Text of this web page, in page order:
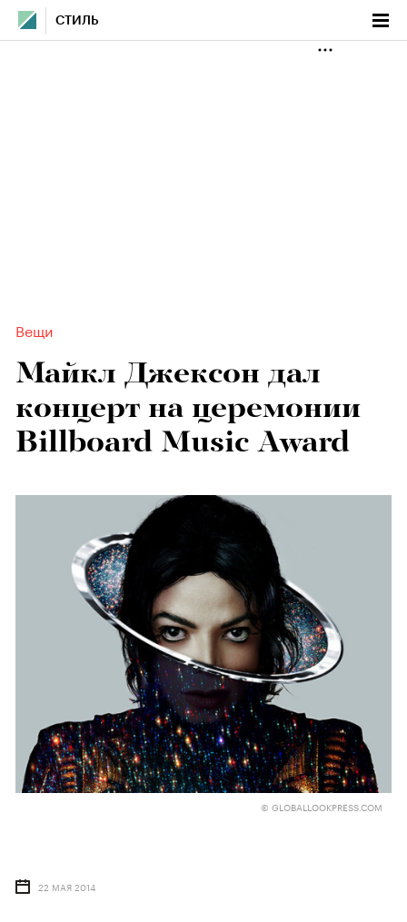
СТИЛЬ
Вещи
Майкл Джексон дал
концерт на церемонии
Billboard Music Award
© GLOBALLOOKPRESS.COM
22 МАЯ 2014